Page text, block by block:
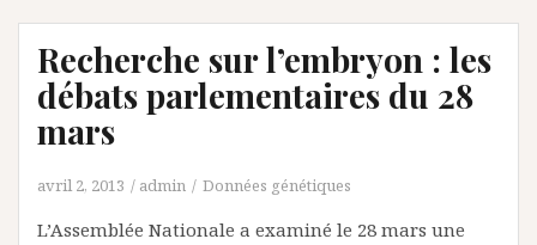
Recherche sur l’embryon : les
débats parlementaires du 28
mars
avril 2, 2013 admin Données génétiques
L’Assemblée Nationale a examiné le 28 mars une